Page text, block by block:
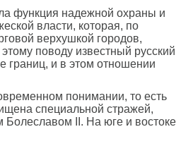
функция надежной охраны и
власти, которая, по
верхушкой городов,
поводу известный русский
границ, и в этом отношении
понимании, то есть
специальной стражей,
II. На юге и востоке